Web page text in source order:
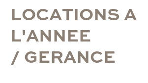
LOCATIONS A
L'ANNEE
/ GERANCE